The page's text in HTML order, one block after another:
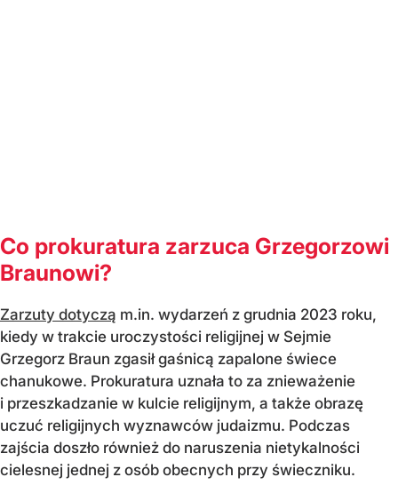
Co prokuratura zarzuca Grzegorzowi
Braunowi?
Zarzuty dotyczą m.in. wydarzeń z grudnia 2023 roku,
kiedy w trakcie uroczystości religijnej w Sejmie
Grzegorz Braun zgasił gaśnicą zapalone świece
chanukowe. Prokuratura uznała to za znieważenie
i przeszkadzanie w kulcie religijnym, a także obrazę
uczuć religijnych wyznawców judaizmu. Podczas
zajścia doszło również do naruszenia nietykalności
cielesnej jednej z osób obecnych przy świeczniku.